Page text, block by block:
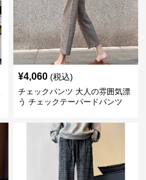
¥4,060 (税込)
チェックパンツ 大人の雰囲気漂
う チェックテーパードパンツ